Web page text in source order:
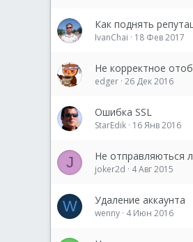
Как поднять
IvanChai 18 Фев 2017
Не корректное
edger 26 Дек 2016
Ошибка SSL
StarEdik 16 Янв 2016
J Не отправляються
joker2d 4 Авг 2015
W Удаление аккаунта
wenny 4 Июн 2016